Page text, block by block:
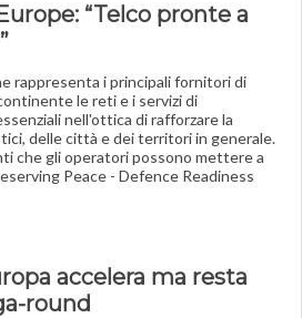
“Telco pronte a
rappresenta i principali fornitori di
le reti e i servizi di
nell'ottica di rafforzare la
delle città e dei territori in generale.
che gli operatori possono mettere a
Peace - Defence Readiness
accelera ma resta
round